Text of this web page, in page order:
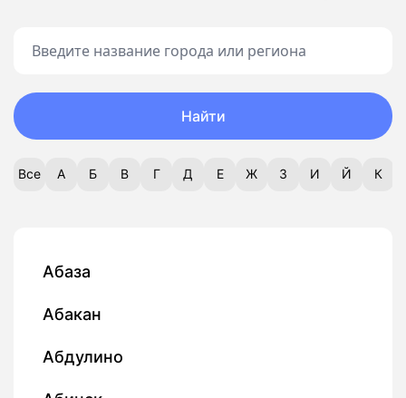
Найти
Все А Б В Г Д Е Ж З И Й К
Абаза
Абакан
Абдулино